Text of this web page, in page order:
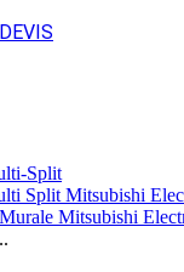
Split
Split Mitsubishi
Mitsubishi